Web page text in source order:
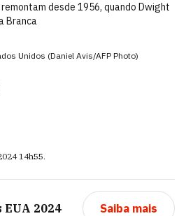
desde 1956, quando Dwight
Branca
Unidos (Daniel Avis/AFP Photo)
14h55.
EUA 2024 Saiba mais